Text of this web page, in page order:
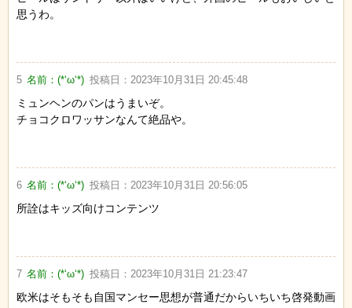
思うわ。
5 名前：(*‘ω‘*) 投稿日： 2023年10月31日 20:45:48
ミュンヘンのパンはうまいぞ。
チョコクロワッサンなんて絶品や。
6 名前：(*‘ω‘*) 投稿日： 2023年10月31日 20:56:05
所詮はキッズ向けコンテンツ
7 名前：(*‘ω‘*) 投稿日： 2023年10月31日 21:23:47
欧米はそもそも自国マンセー思想が普通だからいちいち啓発動画